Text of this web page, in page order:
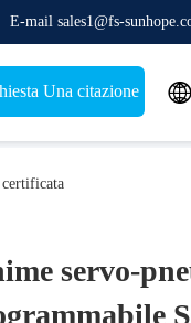
E-mail sales1@fs-
Una citazione 
servo-